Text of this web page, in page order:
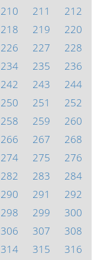
210 211
212
218 219
220
226 227
228
234 235
236
242 243
244
250 251
252
258 259
260
266 267
268
274 275
276
282 283
284
290 291
292
298 299
300
306 307
308
314 315
316